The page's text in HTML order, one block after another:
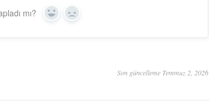
mı? Yes No
Son güncelleme Temmuz 2, 2026